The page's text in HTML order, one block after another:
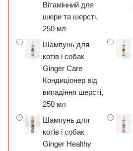
Вітамінний для
шкіри та шерсті,
250 мл
Шампунь для
котів і собак
Ginger Care
Кондиціонер від
випадіння шерсті,
250 мл
Шампунь для
котів і собак
Ginger Healthy